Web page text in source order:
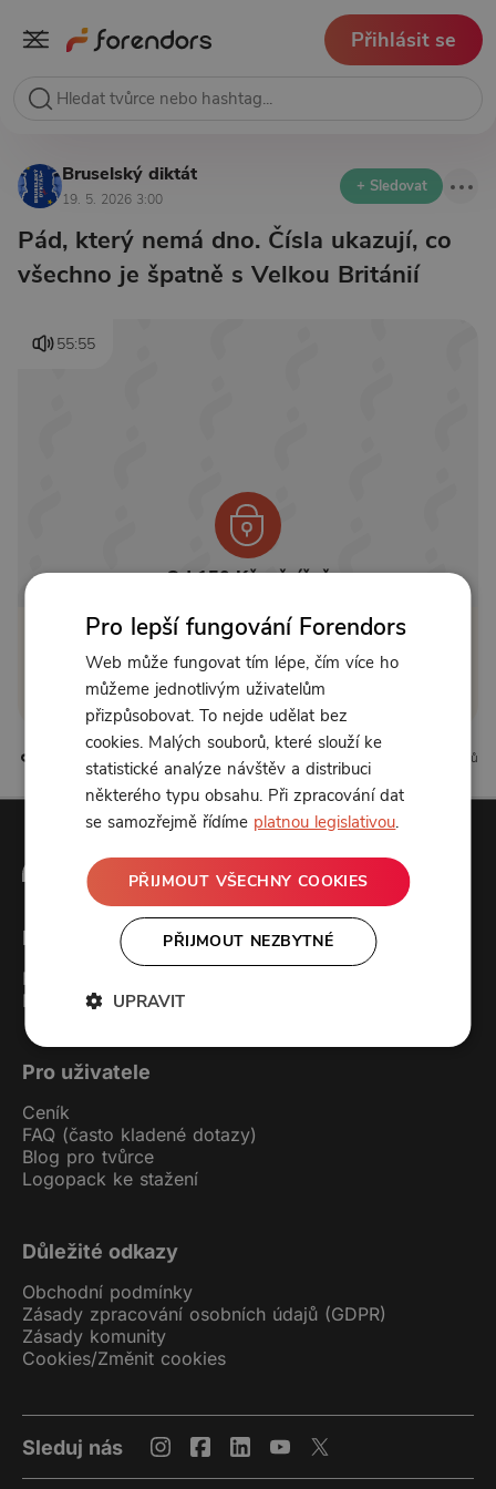
Přihlásit se
Bruselský diktát
19. 5. 2026 3:00
+ Sledovat
Pád, který nemá dno. Čísla ukazují, co
všechno je špatně s Velkou Británií
55:55
Od 150 Kč měsíčně
Klikněte pro odemčení
nebo sepřihlaste
1 líbí 0 komentářů
Forendors
Kontakt
Podcast studio
Pro uživatele
Ceník
FAQ (často kladené dotazy)
Blog pro tvůrce
Logopack ke stažení
Důležité odkazy
Obchodní podmínky
Zásady zpracování osobních údajů (GDPR)
Zásady komunity
Cookies/Změnit cookies
Sleduj nás
Pro lepší fungování Forendors
Web může fungovat tím lépe, čím více ho
můžeme jednotlivým uživatelům
přizpůsobovat. To nejde udělat bez
cookies. Malých souborů, které slouží ke
statistické analýze návštěv a distribuci
některého typu obsahu. Při zpracování dat
se samozřejmě řídíme platnou legislativou.
PŘIJMOUT VŠECHNY COOKIES
PŘIJMOUT NEZBYTNÉ
UPRAVIT